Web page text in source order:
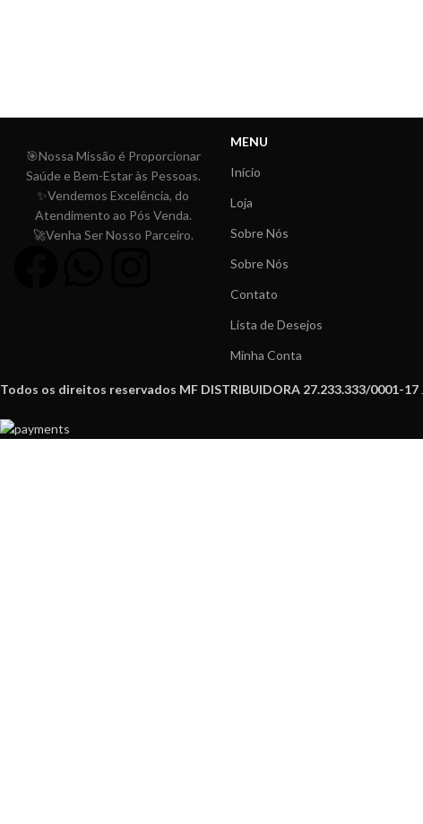
🎯Nossa Missão é Proporcionar
Saúde e Bem-Estar às Pessoas.
✨Vendemos Excelência, do
Atendimento ao Pós Venda.
🚀Venha Ser Nosso Parceiro.
MENU
Início
Loja
Sobre Nós
Sobre Nós
Contato
Lista de Desejos
Minha Conta
Todos os direitos reservados MF DISTRIBUIDORA 27.233.333/0001-17